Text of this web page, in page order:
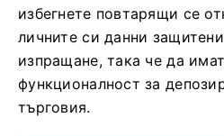
избегнете повтарящи се
личните си данни
изпращане, така че да
функционалност за
търговия.